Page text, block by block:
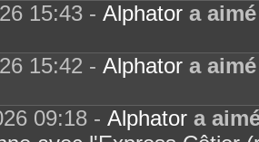
15:43 - Alphator a aimé
15:42 - Alphator a aimé
09:18 - Alphator a